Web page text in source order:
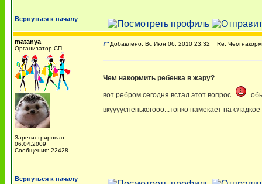
Вернуться к началу
matanya
Организатор СП
Зарегистрирован:
06.04.2009
Сообщения: 22428
Добавлено: Вс Июн 06, 2010 23:32 Re: Чем
Чем накормить ребенка в жару?
вот ребром сегодня встал этот вопрос
вкуууусненькогооо...тонко намекает на сладкое
Вернуться к началу